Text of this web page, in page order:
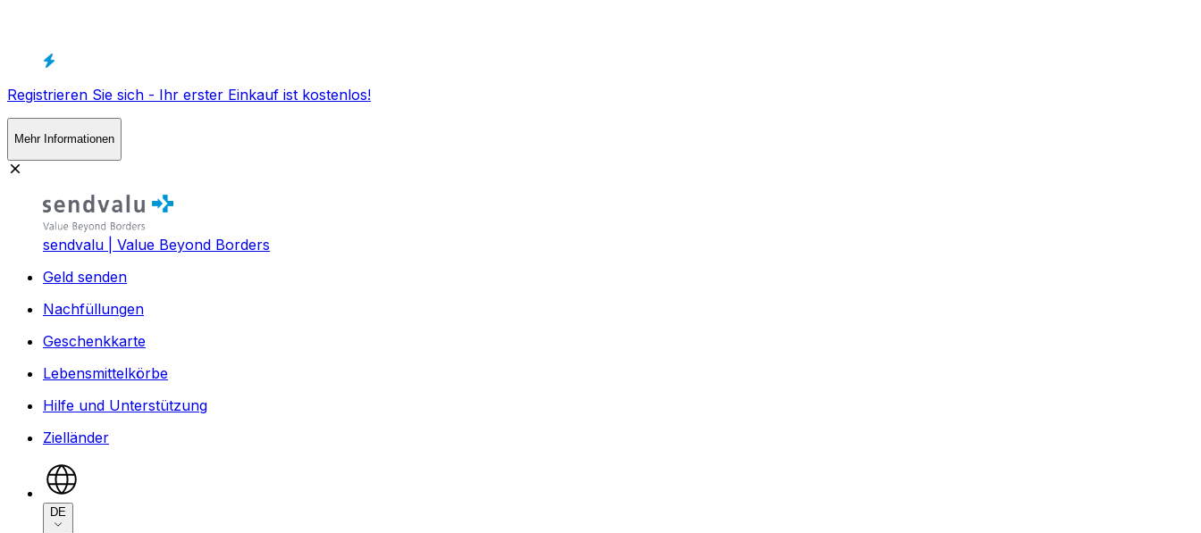
Registrieren Sie sich - Ihr erster Einkauf ist kostenlos!
Mehr Informationen
sendvalu | Value Beyond Borders
Geld senden
Nachfüllungen
Geschenkkarte
Lebensmittelkörbe
Hilfe und Unterstützung
Zielländer
DE